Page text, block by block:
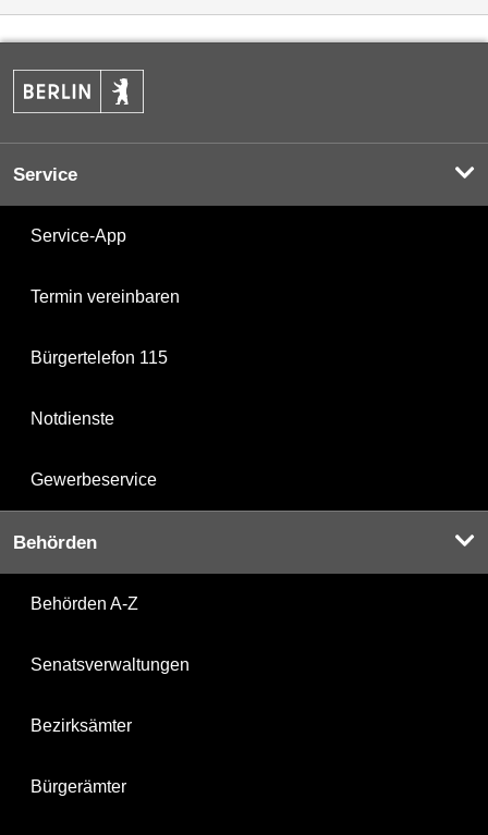
Service
Service-App
Termin vereinbaren
Bürgertelefon 115
Notdienste
Gewerbeservice
Behörden
Behörden A-Z
Senatsverwaltungen
Bezirksämter
Bürgerämter